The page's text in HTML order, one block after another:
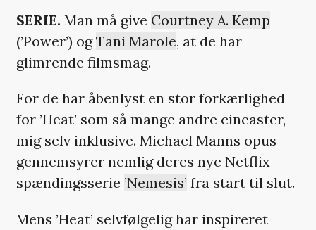
SERIE. Man må give Courtney A. Kemp
(’Power’) ogTani Marole, at de har
glimrende filmsmag.
For de har åbenlyst en stor forkærlighed
for ’Heat’ som så mange andre cineaster,
mig selv inklusive. Michael Manns opus
gennemsyrer nemlig deres nye Netflix-
spændingsserie ’Nemesis’ fra start til slut.
Mens ’Heat’ selvfølgelig har inspireret